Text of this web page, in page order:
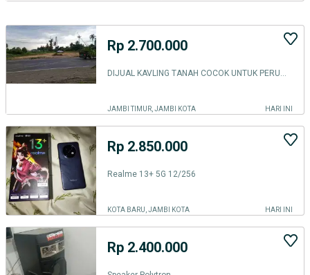
Rp 2.700.000
DIJUAL KAVLING TANAH COCOK UNTUK PERUMAHAN/PERGUDANGAN DI LKR.TIMUR, PAYO SELINCAH. JAMBI
JAMBI TIMUR, JAMBI KOTA HARI INI
Rp 2.850.000
Realme 13+ 5G 12/256
KOTA BARU, JAMBI KOTA HARI INI
Rp 2.400.000